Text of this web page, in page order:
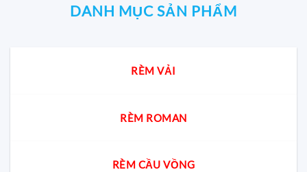
DANH MỤC SẢN PHẨM
RÈM VẢI
RÈM ROMAN
RÈM CẦU VỒNG